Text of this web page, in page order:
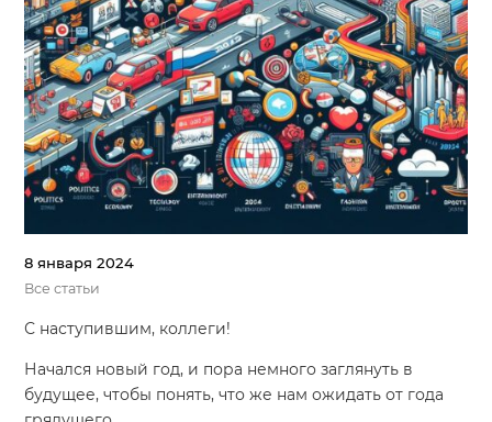
8 января 2024
Все статьи
С наступившим, коллеги!
Начался новый год, и пора немного заглянуть в
будущее, чтобы понять, что же нам ожидать от года